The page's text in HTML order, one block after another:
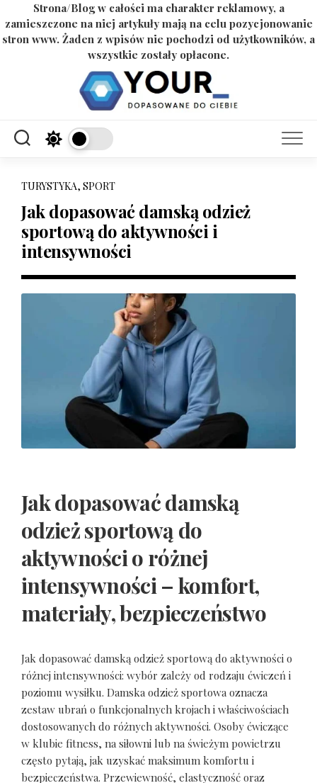
Strona/Blog w całości ma charakter reklamowy, a
zamieszczone na niej artykuły mają na celu pozycjonowanie
stron www. Żaden z wpisów nie pochodzi od użytkowników, a
wszystkie zostały opłacone.
TURYSTYKA, SPORT
Jak dopasować damską odzież
sportową do aktywności i
intensywności
Jak dopasować damską
odzież sportową do
aktywności o różnej
intensywności– komfort,
materiały, bezpieczeństwo
Jak dopasować damską odzież sportową do aktywności o
różnej intensywności: wybór zależy od rodzaju ćwiczeń i
poziomu wysiłku. Damska odzież sportowa oznacza
zestaw ubrań o funkcjonalnych krojach i właściwościach
dostosowanych do różnych aktywności. Osoby ćwiczące
w klubie fitness, na siłowni lub na świeżym powietrzu
często pytają, jak uzyskać maksimum komfortu i
bezpieczeństwa. Przewiewność, elastyczność oraz